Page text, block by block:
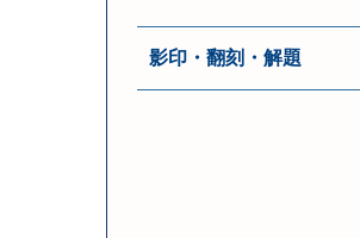
影印・翻刻・解題